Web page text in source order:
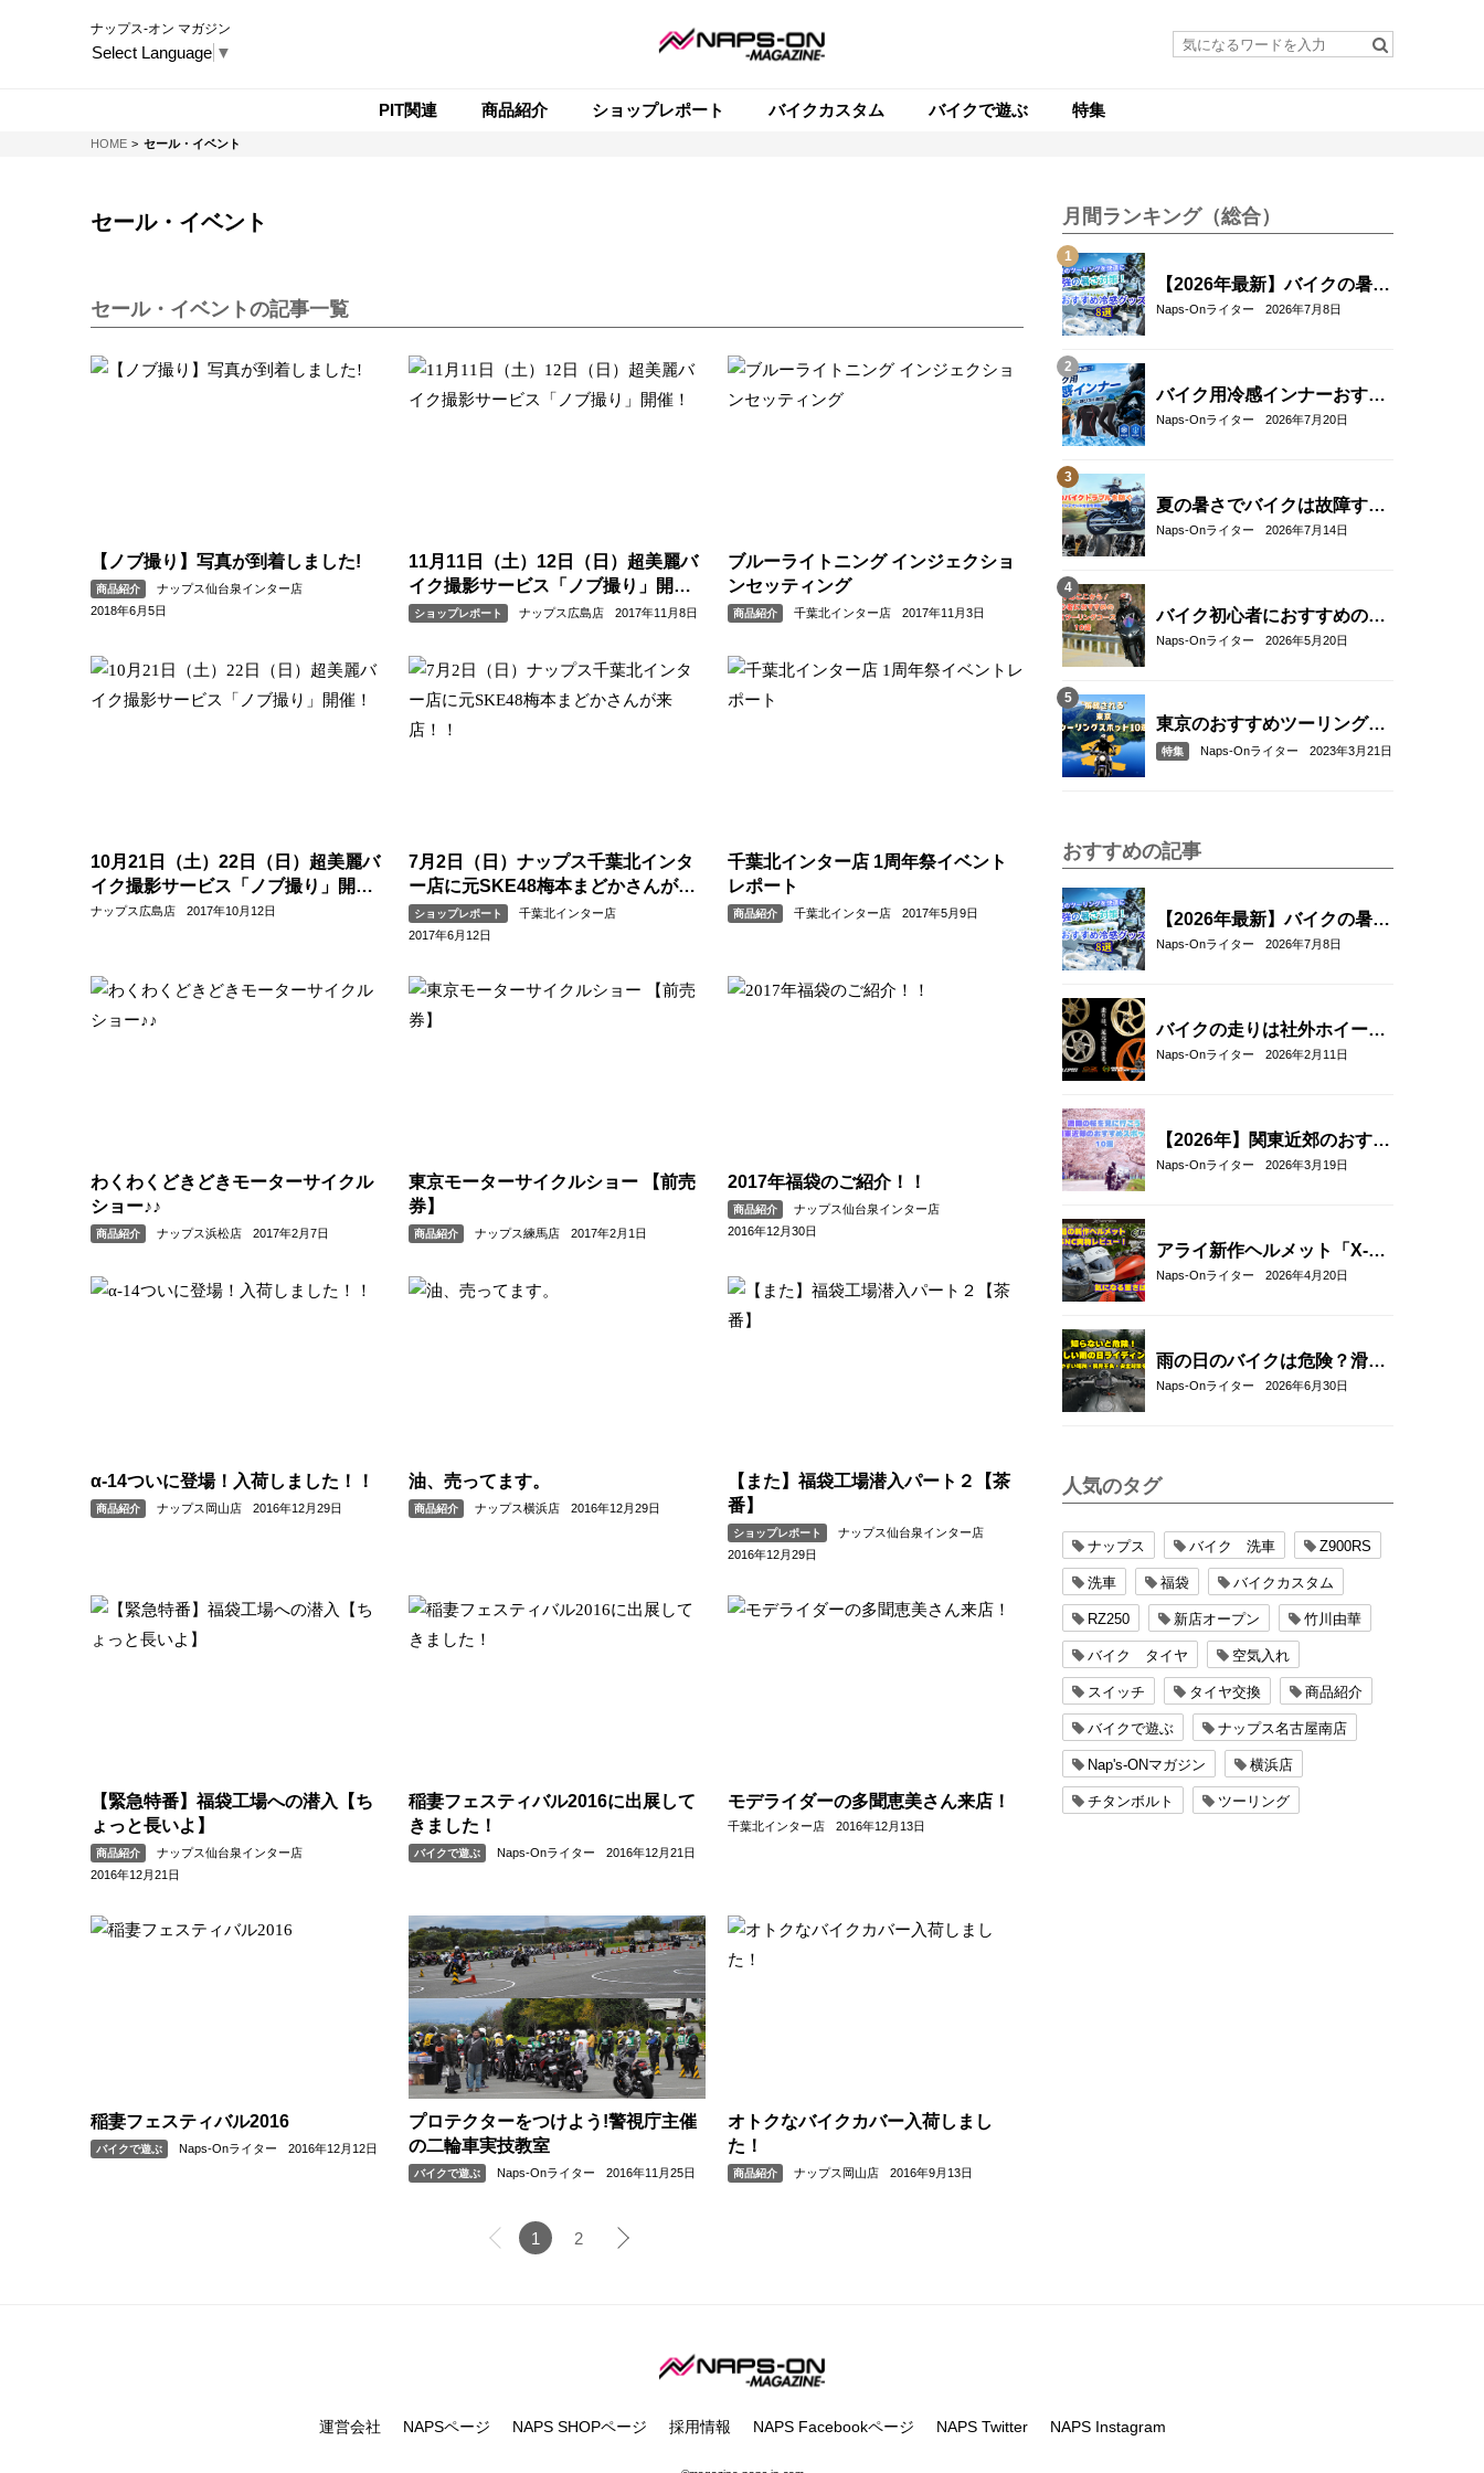
ナップス-オン マガジン
Select Language ▼
PIT関連 商品紹介 ショップレポート バイクカスタム バイクで遊ぶ 特集
HOMENAPS-ON マガジン
セール・イベント
セール・イベント
セール・イベントの記事一覧
【ノブ撮り】写真が到着しました!
商品紹介
ナップス仙台泉インター店
2018年6月5日
11月11日（土）12日（日）超美麗バ
イク撮影サービス「ノブ撮り」開
催！
ショップレポート ナップス広島店 2017年11月8日
ブルーライトニング インジェクショ
ンセッティング
商品紹介 千葉北インター店 2017年11月3日
10月21日（土）22日（日）超美麗バ
イク撮影サービス「ノブ撮り」開
催！
ナップス広島店 2017年10月12日
7月2日（日）ナップス千葉北インタ
ー店に元SKE48梅本まどかさんが来
店！！
ショップレポート
千葉北インター店
2017年6月12日
千葉北インター店 1周年祭イベント
レポート
商品紹介 千葉北インター店 2017年5月9日
わくわくどきどきモーターサイクル
ショー♪♪
商品紹介 ナップス浜松店 2017年2月7日
東京モーターサイクルショー 【前売
券】
商品紹介 ナップス練馬店 2017年2月1日
2017年福袋のご紹介！！
商品紹介
ナップス仙台泉インター店
2016年12月30日
α-14ついに登場！入荷しました！！
商品紹介 ナップス岡山店 2016年12月29日
油、売ってます。
商品紹介 ナップス横浜店 2016年12月29日
【また】福袋工場潜入パート２【茶
番】
ショップレポート
ナップス仙台泉インター店
2016年12月29日
【緊急特番】福袋工場への潜入【ち
ょっと長いよ】
商品紹介
ナップス仙台泉インター店
2016年12月21日
稲妻フェスティバル2016に出展して
きました！
バイクで遊ぶ Naps-Onライター 2016年12月21日
モデライダーの多聞恵美さん来店！
千葉北インター店 2016年12月13日
稲妻フェスティバル2016
バイクで遊ぶ Naps-Onライター 2016年12月12日
プロテクターをつけよう!警視庁主催
の二輪車実技教室
バイクで遊ぶ Naps-Onライター 2016年11月25日
オトクなバイクカバー入荷しまし
た！
商品紹介 ナップス岡山店 2016年9月13日
1 2
月間ランキング（総合）
【2026年最新】バイクの暑さ
対策・冷感グッズおすすめ8
Naps-Onライター 2026年7月8日
バイク用冷感インナーおすす
め22選！夏のツーリングを快
Naps-Onライター 2026年7月20日
夏の暑さでバイクは故障す
る？起こりやすいトラブルと
Naps-Onライター 2026年7月14日
バイク初心者におすすめの関
東近郊ツーリングコース10選
Naps-Onライター 2026年5月20日
東京のおすすめツーリングス
ポット10選
特集 Naps-Onライター 2023年3月21日
おすすめの記事
【2026年最新】バイクの暑さ
対策・冷感グッズおすすめ8
Naps-Onライター 2026年7月8日
バイクの走りは社外ホイール
への交換でここまで変わる｜
Naps-Onライター 2026年2月11日
【2026年】関東近郊のおすす
めお花見ツーリングスポット
Naps-Onライター 2026年3月19日
アライ新作ヘルメット「X-
SNC」を実物レビュー｜重
Naps-Onライター 2026年4月20日
雨の日のバイクは危険？滑り
やすい場所や安全に走るコツ
Naps-Onライター 2026年6月30日
人気のタグ
ナップス バイク 洗車 Z900RS
洗車 福袋 バイクカスタム
RZ250 新店オープン 竹川由華
バイク タイヤ 空気入れ
スイッチ タイヤ交換 商品紹介
バイクで遊ぶ ナップス名古屋南店
Nap's-ONマガジン 横浜店
チタンボルト ツーリング
運営会社 NAPSページ NAPS SHOPページ 採用情報 NAPS Facebookページ NAPS Twitter NAPS Instagram